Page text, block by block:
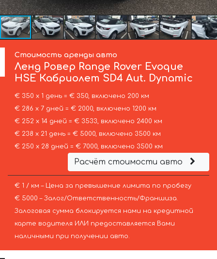
Стоимость аренды авто
Ленд Ровер Range Rover Evoque
HSE Кабриолет SD4 Aut. Dynamic
€ 350 х 1 день = € 350, включено 200 км
€ 286 х 7 дней = € 2000, включено 1200 км
€ 252 х 14 дней = € 3533, включено 2400 км
€ 238 х 21 день = € 5000, включено 3500 км
€ 250 х 28 дней = € 7000, включено 3500 км
Расчёт стоимости авто
€ 1 / км – Цена за превышение лимита по пробегу
€ 5000 – Залог/Ответственность/Франшиза.
Залоговая сумма блокируется нами на кредитной
карте водителя ИЛИ предоставляется Вами
наличными при получении авто.